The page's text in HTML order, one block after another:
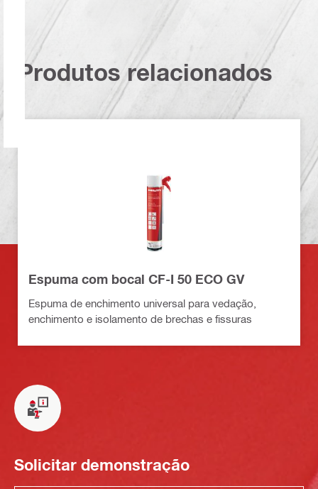
Produtos relacionados
Espuma com bocal CF-I 50 ECO GV
Espuma de enchimento universal para vedação,
enchimento e isolamento de brechas e fissuras
Solicitar demonstração